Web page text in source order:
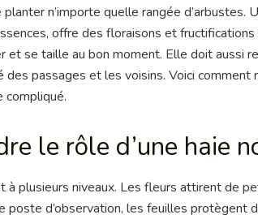
planter n’importe quelle rangée d’arbustes.
offre des floraisons et
et se taille au bon moment. Elle doit aussi
des passages et les voisins. Voici comment
compliqué.
le rôle d’une haie
à plusieurs niveaux. Les fleurs attirent de
poste d’observation, les feuilles protègent